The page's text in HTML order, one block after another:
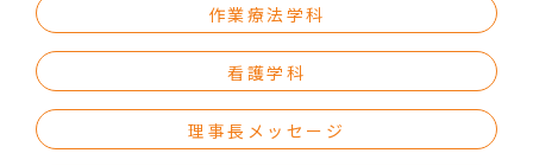
作業療法学科
看護学科
理事長メッセージ